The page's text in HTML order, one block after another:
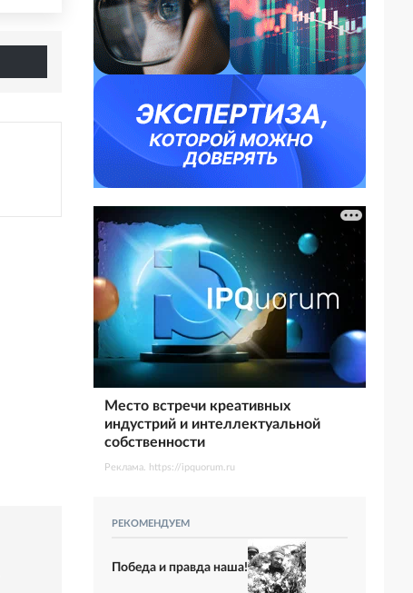
Место встречи креативных
индустрий и интеллектуальной
собственности
Реклама. https://ipquorum.ru
РЕКОМЕНДУЕМ
Победа и правда наша!